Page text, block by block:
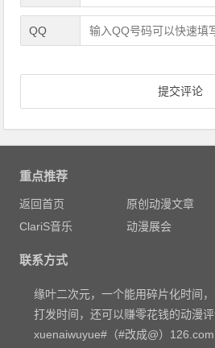
QQ
重点推荐
返回首页 原创动漫文章
ClariS音乐
动漫展会
联系方式
缘叶二次元，一个能用碎片化时间
打发时间，还可以赚零花钱的动漫评
xuenaiwuyue#（#改成@）126.com